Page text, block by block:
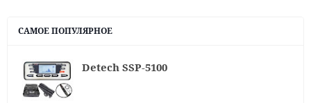
САМОЕ ПОПУЛЯРНОЕ
Detech SSP-5100